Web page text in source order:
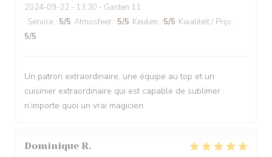
2024-09-22 - 13:30 - Gasten 11
Service : 5/5 Atmosfeer : 5/5 Keuken : 5/5 Kwaliteit / Prijs :
5/5
Un patron extraordinaire, une équipe au top et un
cuisinier extraordinaire qui est capable de sublimer
n’importe quoi un vrai magicien
Dominique R